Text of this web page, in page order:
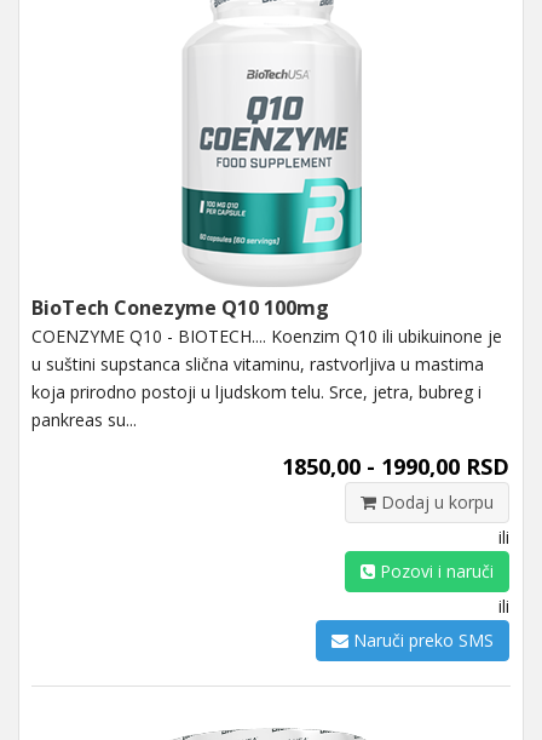
BioTech Conezyme Q10 100mg
COENZYME Q10 - BIOTECH.... Koenzim Q10 ili ubikuinone je
u suštini supstanca slična vitaminu, rastvorljiva u mastima
koja prirodno postoji u ljudskom telu. Srce, jetra, bubreg i
pankreas su...
1850,00 - 1990,00 RSD
Dodaj u korpu
ili
Pozovi i naruči
ili
Naruči preko SMS